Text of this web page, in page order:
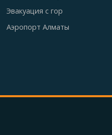
Эвакуация с гор
Аэропорт Алматы